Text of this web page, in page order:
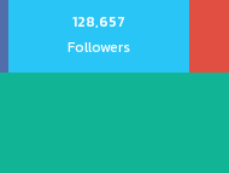
128,657
Followers